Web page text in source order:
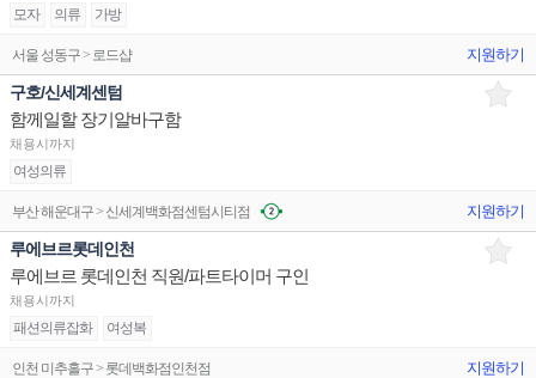
모자 의류 가방
서울 성동구 > 로드샵 지원하기
구호/신세계센텀
함께일할 장기알바구함
채용시까지
여성의류
부산 해운대구 > 신세계백화점센텀시티점 지원하기
루에브르롯데인천
루에브르 롯데인천 직원/파트타이머 구인
채용시까지
패션의류잡화 여성복
인천 미추홀구 > 롯데백화점인천점 지원하기